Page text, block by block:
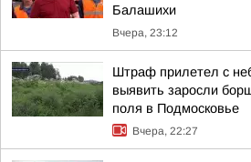
Балашихи
Вчера, 23:12
Штраф прилетел с
выявить заросли
поля в Подмосковье
Вчера, 22:27